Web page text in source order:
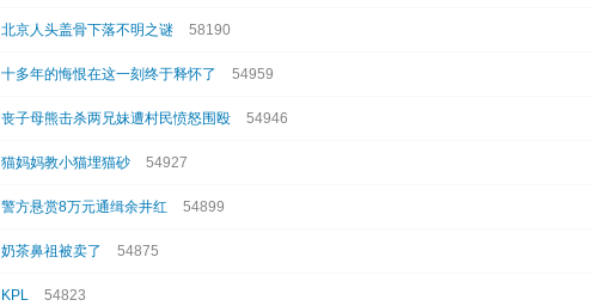
北京人头盖骨下落不明之谜 58190
十多年的悔恨在这一刻终于释怀了 54959
丧子母熊击杀两兄妹遭村民愤怒围殴 54946
猫妈妈教小猫埋猫砂 54927
警方悬赏8万元通缉余井红 54899
奶茶鼻祖被卖了 54875
KPL 54823